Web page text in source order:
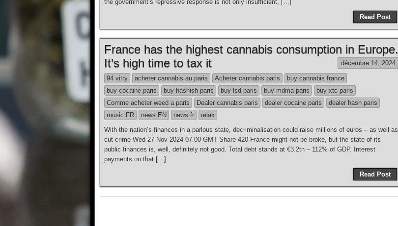
the government’s repressive response is not only insufficient, […]
Read Post
France has the highest cannabis consumption in Europe.
It’s high time to tax it
décembre 14, 2024
94 vitry acheter cannabis au paris Acheter cannabis paris
buy cannabis france
buy cocaine paris
buy hashish paris buy lsd paris buy mdma paris
buy xtc paris
Comme acheter weed a paris
Dealer cannabis paris dealer cocaine paris
dealer hash paris
music FR
news EN news fr
relax
With the nation’s finances in a parlous state, decriminalisation could raise millions of euros – as well as
cut crime Wed 27 Nov 2024 07.00 GMT Share 420 France might not be broke, but the state of its
public finances is, well, definitely not good. Total debt stands at €3.2tn – 112% of GDP. Interest
payments on that […]
Read Post